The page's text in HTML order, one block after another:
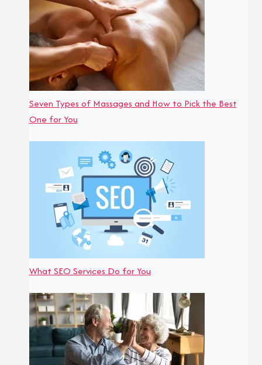
Seven Types of Massages and How to Pick the Best
One for You
What SEO Services Do for You